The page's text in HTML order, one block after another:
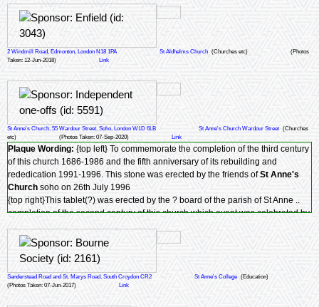
2 Windmill Road, Edmonton, London N18 1PA St Aldhelms Church (Churches etc)
(Photos
Taken: 12-Jun-2018)
Link
St Anne's Church, 55 Wardour Street, Soho, London W1D 6LB St Anne's Church Wardour Street (Churches
etc)
(Photos Taken: 07-Sep-2020) Link
Plaque Wording: {top left} To commemorate the completion of the third century
of this church 1686-1986 and the fifth anniversary of its rebuilding and
rededication 1991-1996. This stone was erected by the friends ofSt Anne's
Church soho on 26th July 1996
{top right}This tablet(?) was erected by the ? board of the parish of St Anne ..
completion of the second century of this church which event was celebrated by
Blackwell esq on 26th October 1887
Sanderstead Road and St. Marys Road, South Croydon CR2 St Anne's College (Education)
(Photos Taken: 07-Jun-2017)
Link